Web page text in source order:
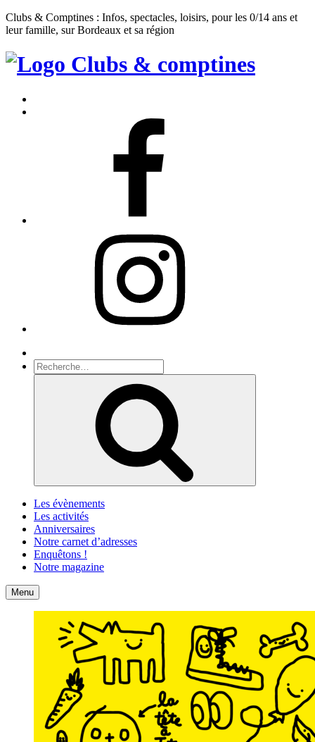
Clubs & Comptines : Infos, spectacles, loisirs, pour les 0/14 ans et
leur famille, sur Bordeaux et sa région
Clubs
Comptines
Recherche
pour
Les évènements
Les activités
Anniversaires
Notre carnet d’adresses
Enquêtons !
Notre magazine
Accueil
Menu Contact